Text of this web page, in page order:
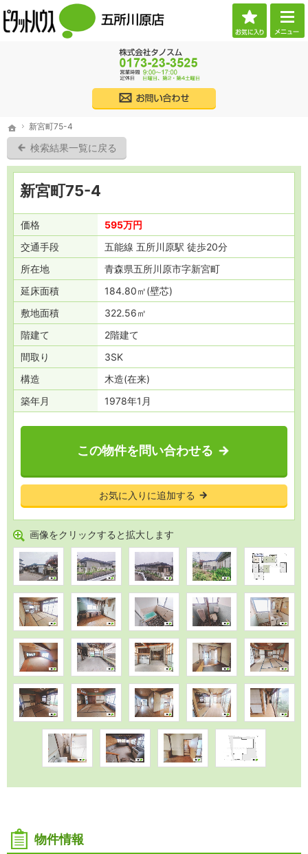
ホーム
新宮町75-4
ご希望に沿ったお部屋探し。五所川原市・つがる市の賃貸・不動産なら当社へお任せくだ
（株）タノスム 【ピタットハウス五所川原店】 五所川原市・つがる市・西津軽郡・北
新宮町75-4
価格
595万円
交通手段
五能線 五所川原駅 徒歩20分
所在地
青森県五所川原市字新宮町
延床面積
184.80㎡(壁芯)
敷地面積
322.56㎡
階建て
2階建て
間取り
3SK
構造
木造(在来)
築年月
1978年1月
この物件を問い合わせる
お気に入りに追加する
画像をクリックすると拡大します
検索結果一覧に戻る
物件情報
お気に